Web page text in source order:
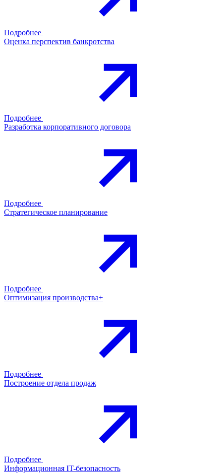
Подробнее
Оценка перспектив банкротства
Подробнее
Разработка корпоративного договора
Подробнее
Стратегическое планирование
Подробнее
Оптимизация производства+
Подробнее
Построение отдела продаж
Подробнее
Информационная IT-безопасность